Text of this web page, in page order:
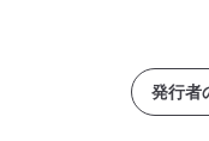
発行者